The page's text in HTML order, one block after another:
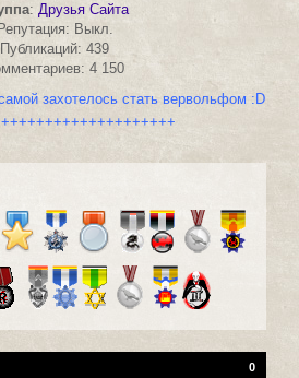
: Друзья Сайта
Репутация: Выкл.
Публикаций: 439
4 150
захотелось стать вервольфом :D
0